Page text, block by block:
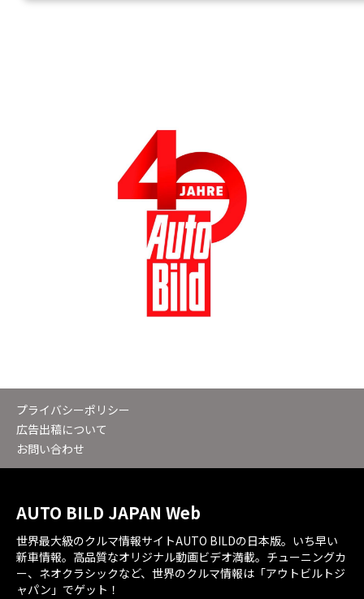
プライバシーポリシー
広告出稿について
お問い合わせ
AUTO BILD JAPAN Web
世界最大級のクルマ情報サイトAUTO BILDの日本版。いち早い
新車情報。高品質なオリジナル動画ビデオ満載。チューニングカ
ー、ネオクラシックなど、世界のクルマ情報は「アウトビルトジ
ャパン」でゲット！